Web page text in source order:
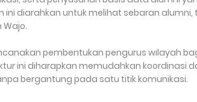
ini diarahkan untuk melihat sebaran alumni,
pembentukan pengurus wilayah
ini diharapkan memudahkan koordinasi
bergantung pada satu titik komunikasi.